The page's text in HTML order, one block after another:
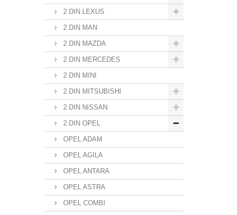
2 DIN LEXUS
2 DIN MAN
2 DIN MAZDA
2 DIN MERCEDES
2 DIN MINI
2 DIN MITSUBISHI
2 DIN NISSAN
2 DIN OPEL
OPEL ADAM
OPEL AGILA
OPEL ANTARA
OPEL ASTRA
OPEL COMBI